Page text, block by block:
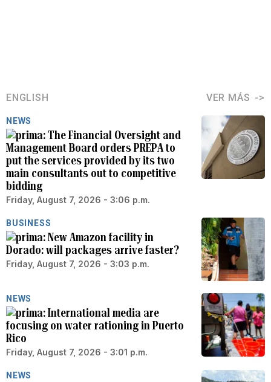
ENGLISH VER MÁS
NEWS
The Financial Oversight and
Management Board orders PREPA to
put the services provided by its two
main consultants out to competitive
bidding
Friday, August 7, 2026 - 3:06 p.m.
BUSINESS
New Amazon facility in
Dorado: will packages arrive faster?
Friday, August 7, 2026 - 3:03 p.m.
NEWS
International media are
focusing on water rationing in Puerto
Rico
Friday, August 7, 2026 - 3:01 p.m.
NEWS